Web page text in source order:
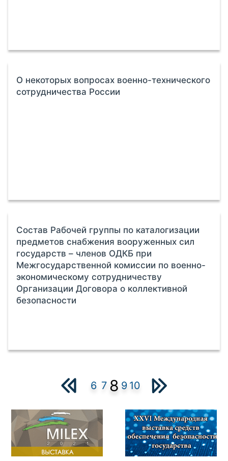
О некоторых вопросах военно-технического
сотрудничества России
Состав Рабочей группы по каталогизации
предметов снабжения вооруженных сил
государств – членов ОДКБ при
Межгосударственной комиссии по военно-
экономическому сотрудничеству
Организации Договора о коллективной
безопасности
6 7 8 9 10